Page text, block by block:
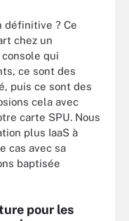
définitive ? Ce
chez un
qui
ce sont des
puis ce sont des
cela avec
carte SPU. Nous
plus IaaS à
cas avec sa
baptisée
pour les